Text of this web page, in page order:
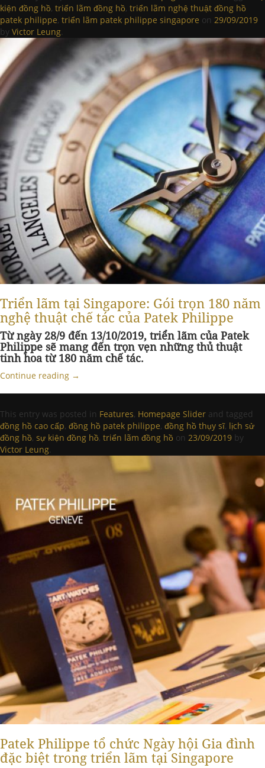
kiện đồng hồ, triển lãm đồng hồ, triển lãm nghệ thuật đồng hồ
patek philippe, triển lãm patek philippe singapore on 29/09/2019
by Victor Leung.
Triển lãm tại Singapore: Gói trọn 180 năm
nghệ thuật chế tác của Patek Philippe
Từ ngày 28/9 đến 13/10/2019, triển lãm của Patek
Philippe sẽ mang đến trọn vẹn những thủ thuật
tinh hoa từ 180 năm chế tác.
Continue reading →
This entry was posted in Features, Homepage Slider and tagged
đồng hồ cao cấp, đồng hồ patek philippe, đồng hồ thụy sĩ, lịch sử
đồng hồ, sự kiện đồng hồ, triển lãm đồng hồ on 23/09/2019 by
Victor Leung.
Patek Philippe tổ chức Ngày hội Gia đình
đặc biệt trong triển lãm tại Singapore